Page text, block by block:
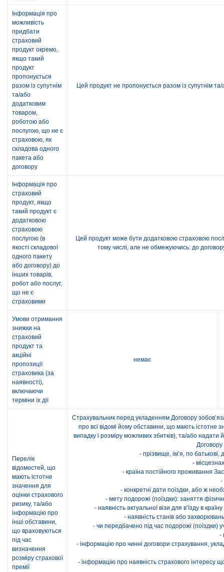
Інформація про
можливість
придбати
страховий
продукт окремо,
якщо такий
продукт
пропонується
разом із супутнім
та/або
додатковим
товаром,
роботою або
послугою, що не є
страховою, як
складова одного
пакета або
договору
Цей продукт не пропонується разом із супутнім
Інформація про
страховий
продукт, якщо
такий продукт є
додатковою
страховою
послугою (в
якості складової
одного пакету
або договору) до
інших товарів,
робот або послуг,
що не є
страховими
Цей продукт може бути додатковою страховою
тому числі, але не обмежуючись: до
Умови отримання
знижки на
страховий
продукт та
акційні
пропозиції
страховика (за
наявності),
включаючи
терміни їх дії
немає
Перелік
відомостей, що
мають істотне
значення для
оцінки страхового
ризику, та/або
інформацію про
інші обставини,
що враховуються
під час
визначення
розміру страхової
премії
Страхувальник перед укладенням Договору
про всі відомі йому обставини, що мають істотне
випадку і розміру можливих збитків), та/або
- прізвище, ім’я, по
-
- країна постійного проживання
-
- конкретні дати поїздки, або ж
- мету подорожі (поїздки): заняття
- наявність актуальної візи для в’їзду в
- наявність станів або
- чи передбачено під час подорожі (поїздки)
-
- інформацію про чинні договори страхування,
- інформацію про наявність страхового інтересу